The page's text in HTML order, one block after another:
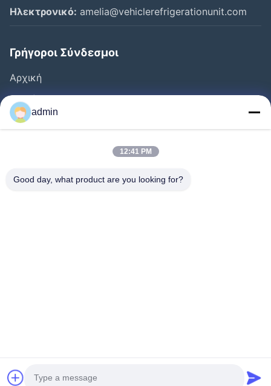
Ηλεκτρονικό: amelia@vehiclerefrigerationunit.com
Γρήγοροι Σύνδεσμοι
Αρχική
Προϊόντα
Βίντεο
Έλεγχος Ποιότητας
©2024- Sichuan Yinhuasheng Technology Co., Ltd.. . Διατηρούνται όλα
τα πνευματικά δικαιώματα.
admin
12:41 PM
Good day, what product are you looking for?